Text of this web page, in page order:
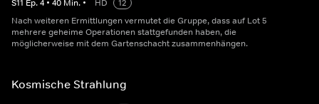
S11 Ep.4 • 40 Min. • HD
12
Nach weiteren Ermittlungen vermutet die Gruppe, dass auf Lot 5
mehrere geheime Operationen stattgefunden haben, die
möglicherweise mit dem Gartenschacht zusammenhängen.
Kosmische Strahlung